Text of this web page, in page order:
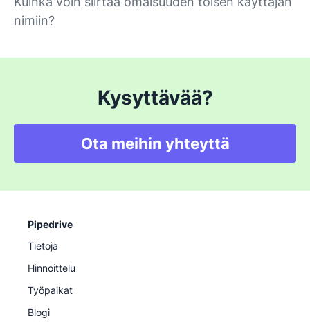
nimiin?
Kysyttävää?
Ota meihin yhteyttä
Pipedrive
Tietoja
Hinnoittelu
Työpaikat
Blogi